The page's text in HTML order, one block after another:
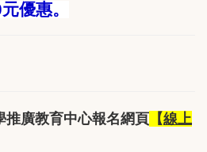
優惠。
推廣教育中心報名網頁 【線上